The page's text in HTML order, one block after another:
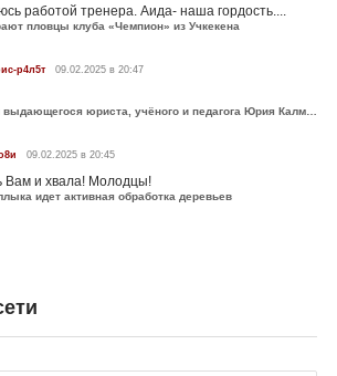
работой тренера. Аида- наша гордость....
пловцы клуба «Чемпион» из Учкекена
р4л5т 09.02.2025 в 20:47
В Черкесске чествовали выдающегося юриста, учёного и педагога Юрия Калмыкова
09.02.2025 в 20:45
Вам и хвала! Молодцы!
идет активная обработка деревьев